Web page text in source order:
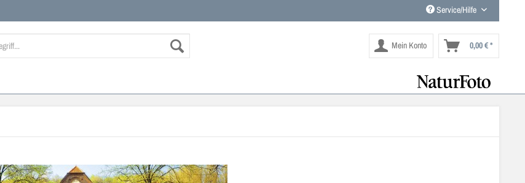
Service/Hilfe
Mein Konto 0,00 € *